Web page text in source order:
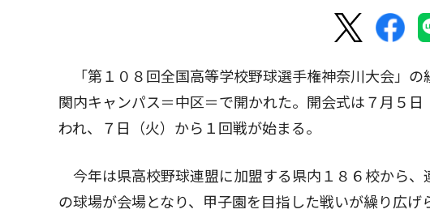
「第１０８回全国高等学校野球選手権神奈川大会」の
関内キャンパス＝中区＝で開かれた。開会式は７月５
われ、７日（火）から１回戦が始まる。
今年は県高校野球連盟に加盟する県内１８６校から
の球場が会場となり、甲子園を目指した戦いが繰り広